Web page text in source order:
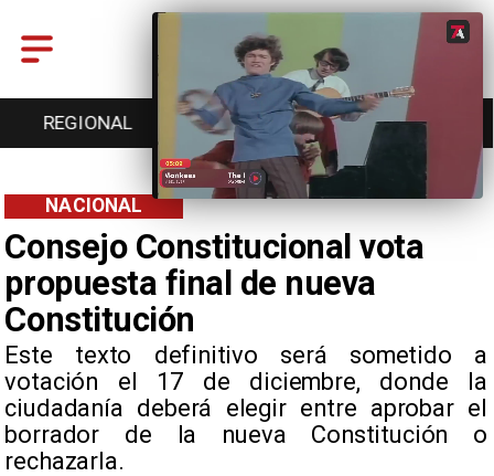
REGIONAL ENTRETENCIÓN DEPORTES
Consejo Constitucional vota
propuesta final de nueva
Constitución
Este texto definitivo será sometido a
votación el 17 de diciembre, donde la
ciudadanía deberá elegir entre aprobar el
borrador de la nueva Constitución o
rechazarla.
NACIONAL